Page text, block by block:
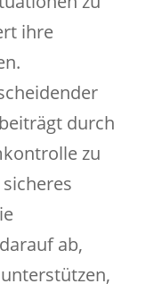
ihre
durch
zu
ab,